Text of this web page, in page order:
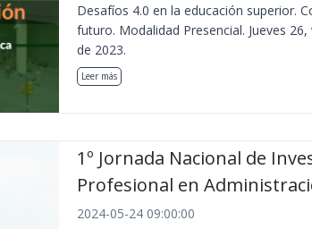
Desafíos 4.0 en la educación superior.
futuro. Modalidad Presencial. Jueves
de 2023.
Leer más
1º Jornada Nacional de
Profesional en
2024-05-24 09:00:00